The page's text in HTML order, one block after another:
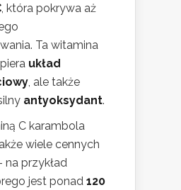
, która pokrywa aż
Ta witamina
układ
, ale także
antyoksydant.
C karambola
wiele cennych
na przykład
jest ponad 120